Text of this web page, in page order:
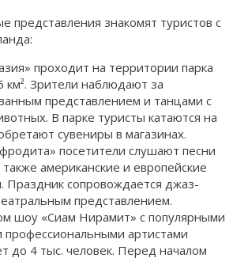
представления знакомят туристов с
проходит на территории парка
Зрители наблюдают за
представлением и танцами с
В парке туристы катаются на
сувениры в магазинах.
посетители слушают песни
американские и европейские
Праздник сопровождается джаз-
представлением.
шоу «Сиам Нирамит» с популярными
артистами
до 4 тыс. человек. Перед началом